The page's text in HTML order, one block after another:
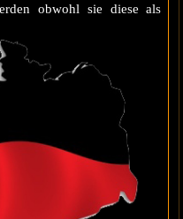
obwohl sie diese als